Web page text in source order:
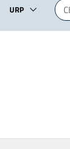
URP